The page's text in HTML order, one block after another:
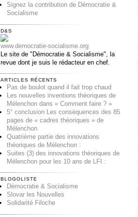
Signez la contribution de Démocratie &
Socialisme
D&S
www.democratie-socialisme.org
Le site de "Démocratie & Socialisme", la
revue dont je suis le rédacteur en chef.
ARTICLES RÉCENTS
Pas de boulot quand il fait trop chaud
Les nouvelles inventions théoriques de
Mélenchon dans « Comment faire ? »
5° conclusion Les conséquences des 85
pages de « cadres théoriques » de
Mélenchon
Quatrième partie des innovations
théoriques de Mélenchon :
Suites (3) des innovations théoriques de
Mélenchon pour les 10 ans de LFI :
BLOGOLISTE
Démocratie & Socialisme
Slovar les Nouvelles
Solidarité Filoche